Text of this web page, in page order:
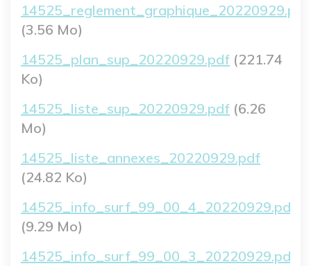
Fichier
14525_reglement_graphique_20220929.pdf
(3.56 Mo)
Fichier
14525_plan_sup_20220929.pdf (221.74
Ko)
Fichier
14525_liste_sup_20220929.pdf (6.26
Mo)
Fichier
14525_liste_annexes_20220929.pdf
(24.82 Ko)
Fichier
14525_info_surf_99_00_4_20220929.pdf
(9.29 Mo)
Fichier
14525_info_surf_99_00_3_20220929.pdf